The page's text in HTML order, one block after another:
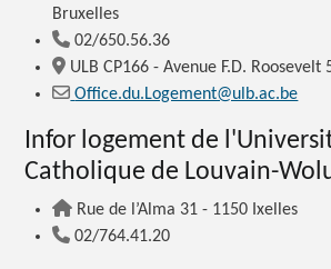
Bruxelles
02/650.56.36
ULB CP166 - Avenue F.D. Roosevelt
Office.du.Logement@ulb.ac.be
Infor logement de
Catholique de Louvain-
Rue de l’Alma 31 - 1150 Ixelles
02/764.41.20